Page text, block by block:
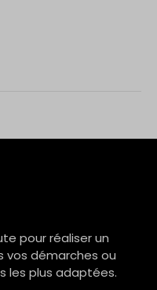
pour réaliser un
vos démarches ou
les plus adaptées.